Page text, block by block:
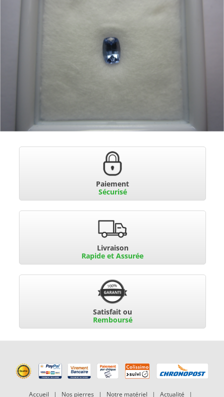
Paiement
Sécurisé
Livraison
Rapide et Assurée
Satisfait ou
Remboursé
Accueil | Nos pierres | Notre matériel | Actualité |